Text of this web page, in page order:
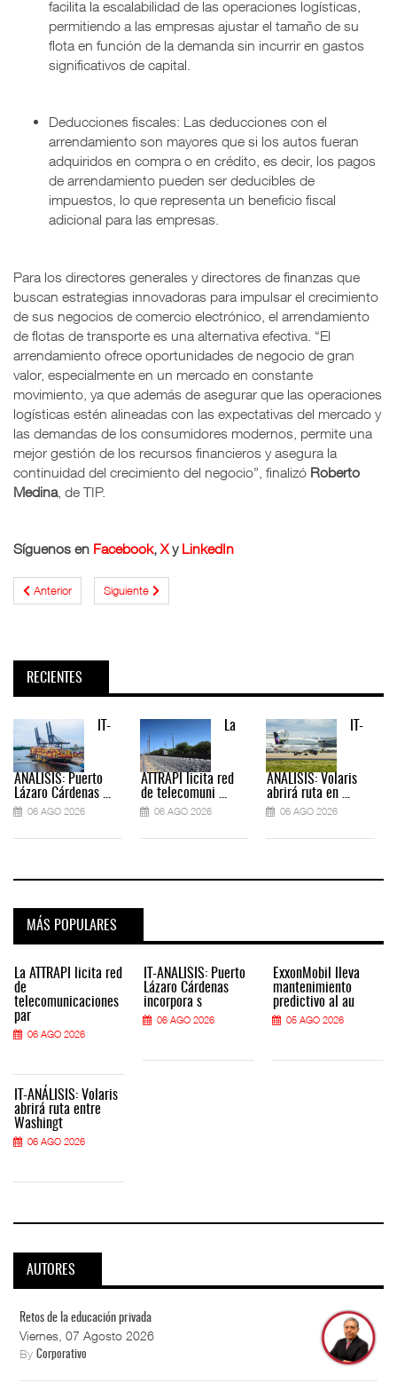
facilita la escalabilidad de las operaciones logísticas,
permitiendo a las empresas ajustar el tamaño de su
flota en función de la demanda sin incurrir en gastos
significativos de capital.
Deducciones fiscales: Las deducciones con el
arrendamiento son mayores que si los autos fueran
adquiridos en compra o en crédito, es decir, los pagos
de arrendamiento pueden ser deducibles de
impuestos, lo que representa un beneficio fiscal
adicional para las empresas.
Para los directores generales y directores de finanzas que
buscan estrategias innovadoras para impulsar el crecimiento
de sus negocios de comercio electrónico, el arrendamiento
de flotas de transporte es una alternativa efectiva. “El
arrendamiento ofrece oportunidades de negocio de gran
valor, especialmente en un mercado en constante
movimiento, ya que además de asegurar que las operaciones
logísticas estén alineadas con las expectativas del mercado y
las demandas de los consumidores modernos, permite una
mejor gestión de los recursos financieros y asegura la
continuidad del crecimiento del negocio”, finalizó Roberto
Medina, de TIP.
Síguenos en Facebook, Xy LinkedIn
Anterior Siguiente
RECIENTES
IT-
ANÁLISIS: Puerto
Lázaro Cárdenas ...
06 AGO 2026
La
ATTRAPI licita red
de telecomuni ...
06 AGO 2026
IT-
ANÁLISIS: Volaris
abrirá ruta en ...
06 AGO 2026
MÁS POPULARES
La ATTRAPI licita red
de
telecomunicaciones
par
06 AGO 2026
IT-ANÁLISIS: Volaris
abrirá ruta entre
Washingt
06 AGO 2026
IT-ANÁLISIS: Puerto
Lázaro Cárdenas
incorpora s
06 AGO 2026
ExxonMobil lleva
mantenimiento
predictivo al au
05 AGO 2026
AUTORES
Retos de la educación privada
Viernes, 07 Agosto 2026
By Corporativo